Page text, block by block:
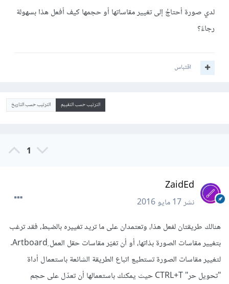
لدي صورة أحتاجُ إلى تغيير مقاساتها أو حجمها كيف أفعل هذا بسهولة
رجاءً؟
اقتباس
الترتيب حسب التقييم الترتيب حسب التاريخ
1
ZaidEd
نشر17 مايو 2016
هنالك طريقتان لفعل هذا، وتعتمدان على ما تريد تغييره بالضبط، فقد ترغب
بتغيير مقاسات الصورة بذاتها، أو أن تغيّر مقاسات حقل العمل ِArtboard.
لتغيير مقاسات الصورة تستطيع اتباع الطريقة الشائعة باستعمال أداة
"تحويل حر" CTRL+T حيث يمكنك باستعمالها أن تعدّل على حجم